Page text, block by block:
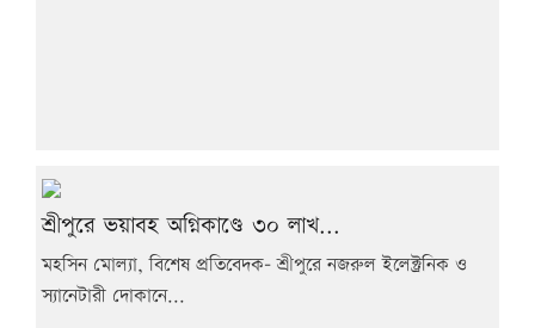
শ্রীপুরে ভয়াবহ অগ্নিকাণ্ডে ৩০ লাখ...
মহসিন মোল্যা, বিশেষ প্রতিবেদক- শ্রীপুরে নজরুল ইলেক্ট্রনিক ও
স্যানেটারী দোকানে...